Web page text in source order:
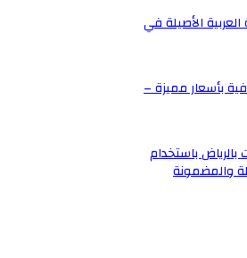
الأصيلة في
بأسعار مميزة –
باستخدام
والمضمونة